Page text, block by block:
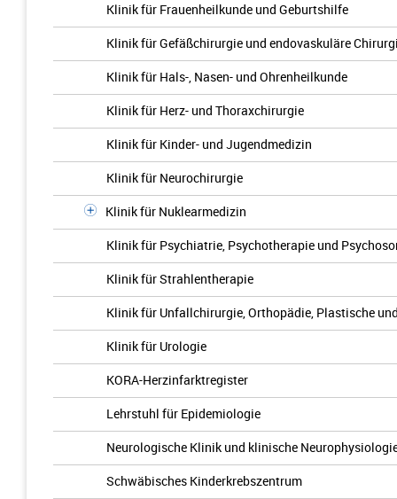
Klinik für Frauenheilkunde und Geburtshilfe
Klinik für Gefäßchirurgie und endovaskuläre
Klinik für Hals-, Nasen- und Ohrenheilkunde
Klinik für Herz- und Thorax­chirurgie
Klinik für Kinder- und Jugendmedizin
Klinik für Neurochirurgie
Klinik für Nuklearmedizin
Klinik für Psychiatrie, Psychotherapie und
Klinik für Strahlentherapie
Klinik für Unfallchirurgie, Orthopädie, Plastische
Klinik für Urologie
KORA-Herzinfarktregister
Lehrstuhl für Epidemiologie
Neurologische Klinik und klinische
Schwäbisches Kinderkrebszentrum